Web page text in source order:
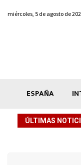
miércoles, 5 de agosto de
ESPAÑA
ÚLTIMAS